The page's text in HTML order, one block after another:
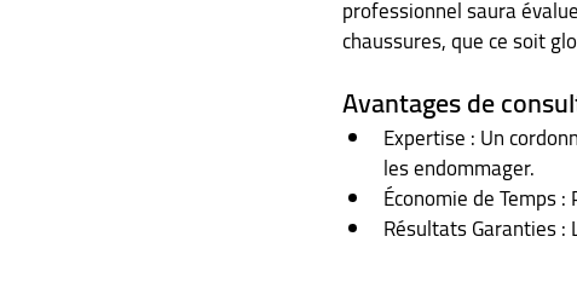
professionnel saura
chaussures, que ce soit
Avantages de
Expertise : Un
les endommager.
Économie de Temps
Résultats Garanties